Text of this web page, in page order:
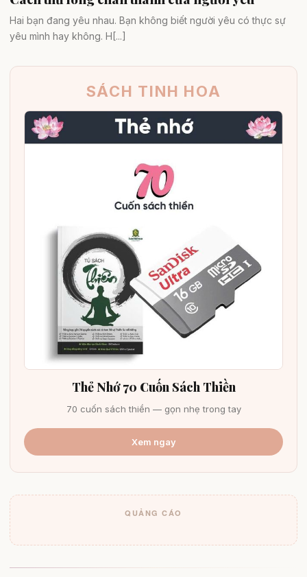
Hai bạn đang yêu nhau. Bạn không biết người yêu có thực sự
yêu mình hay không. H[...]
SÁCH TINH HOA
Thẻ Nhớ 70 Cuốn Sách Thiền
70 cuốn sách thiền — gọn nhẹ trong tay
Xem ngay
QUẢNG CÁO